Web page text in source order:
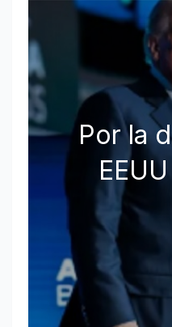
Por la